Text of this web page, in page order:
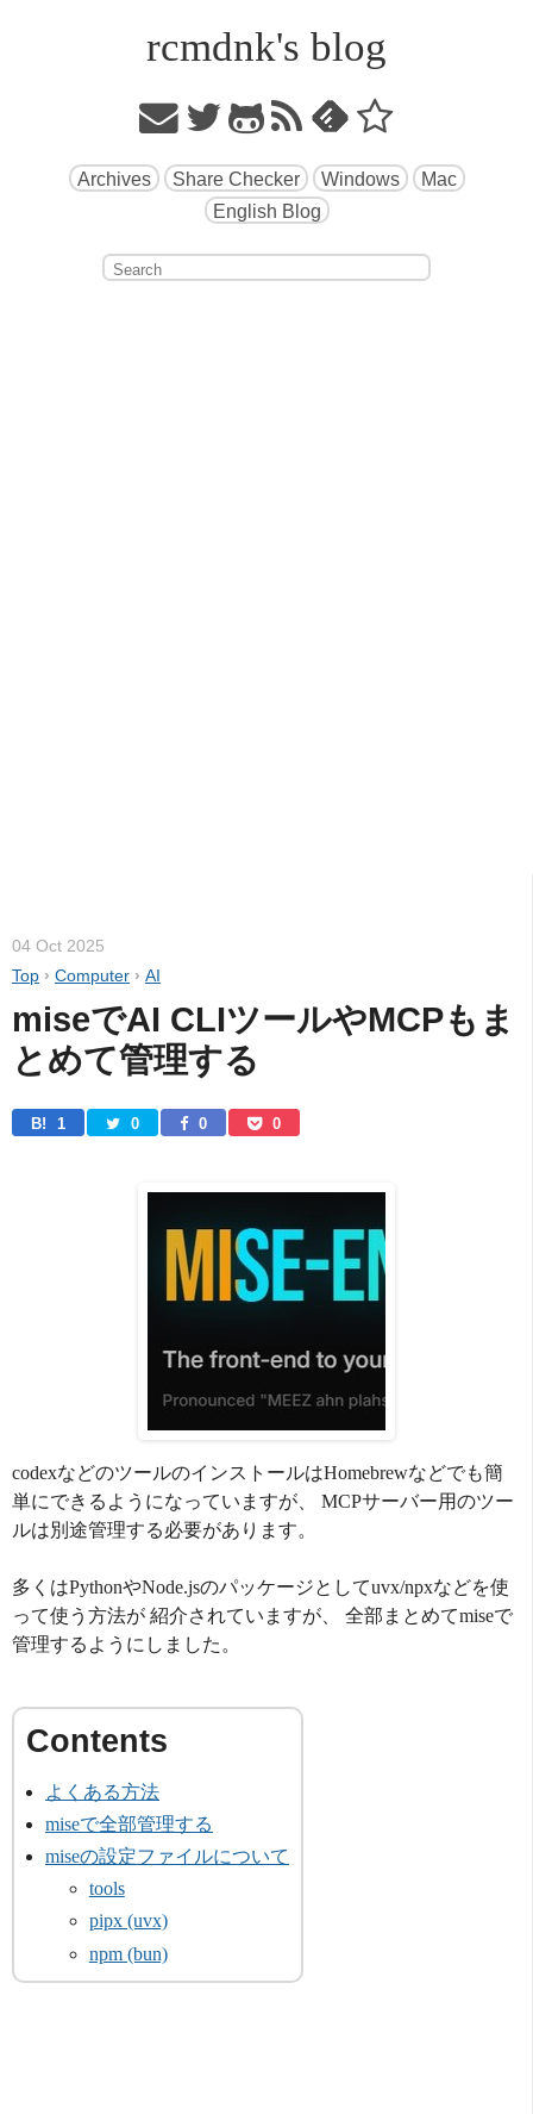
rcmdnk's blog
Archives Share Checker Windows
Mac
English Blog
04 Oct 2025
Top › Computer › AI
miseでAI CLIツールやMCPもま
とめて管理する
B! 1 0 0 0
codexなどのツールのインストールはHomebrewなどでも簡
単にできるようになっていますが、 MCPサーバー用のツー
ルは別途管理する必要があります。
多くはPythonやNode.jsのパッケージとしてuvx/npxなどを使
って使う方法が 紹介されていますが、 全部まとめてmiseで
管理するようにしました。
よくある方法
miseで全部管理する
miseの設定ファイルについて
tools
pipx (uvx)
npm (bun)